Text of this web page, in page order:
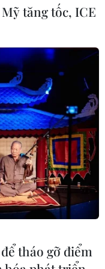
tăng tốc, ICE
tháo gỡ điểm